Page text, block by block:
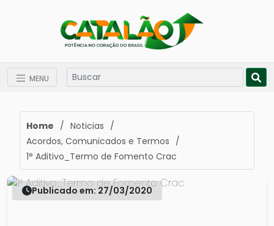
MENU
Home / Noticias /
Acordos, Comunicados e Termos /
1° Aditivo_Termo de Fomento Crac
Publicado em: 27/03/2020